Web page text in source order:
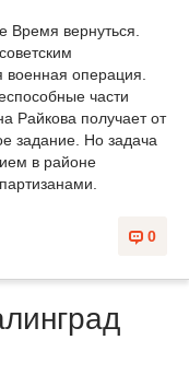
Время вернуться.
операция.
части
Райкова получает от
задание. Но задача
в районе
0